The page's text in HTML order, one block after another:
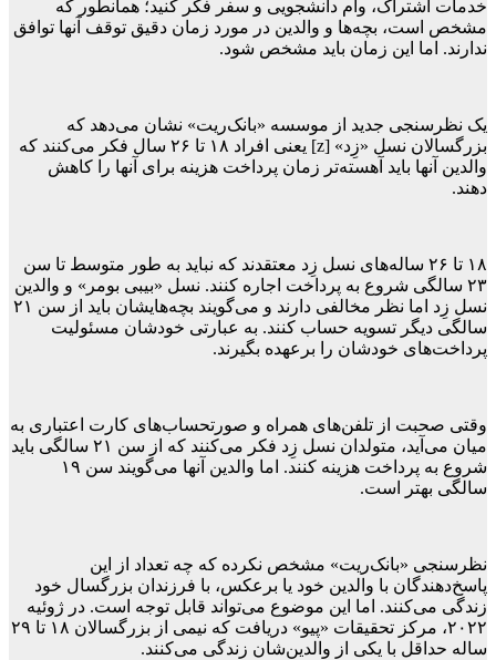
خدمات اشتراک، وام دانشجویی و سفر فکر کنید؛ همانطور که
مشخص است، بچه‌ها و والدین در مورد زمان دقیق توقف آنها توافق
ندارند. اما این زمان باید مشخص شود.
یک نظرسنجی جدید از موسسه «بانک‌ریت» نشان می‌دهد که
بزرگسالان نسل «زِد» [z] یعنی افراد ۱۸ تا ۲۶ سال فکر می‌کنند که
والدین آنها باید آهسته‌تر زمان پرداخت هزینه برای آنها را کاهش
دهند.
۱۸ تا ۲۶ ساله‌های نسل زِد معتقدند که نباید به طور متوسط تا سن
۲۳ سالگی شروع به پرداخت اجاره کنند. نسل «بیبی بومر» و والدین
نسل زِد اما نظر مخالفی دارند و می‌گویند بچه‌هایشان باید از سن ۲۱
سالگی دیگر تسویه حساب کنند. به عبارتی خودشان مسئولیت
پرداخت‌های خودشان را برعهده بگیرند.
وقتی صحبت از تلفن‌های همراه و صورتحساب‌های کارت اعتباری به
میان می‌آید، متولدان نسل زِد فکر می‌کنند که از سن ۲۱ سالگی باید
شروع به پرداخت هزینه کنند. اما والدین آنها می‌گویند سن ۱۹
سالگی بهتر است.
نظرسنجی «بانک‌ریت» مشخص نکرده که چه تعداد از این
پاسخ‌دهندگان با والدین خود یا برعکس، با فرزندان بزرگسال خود
زندگی می‌کنند. اما این موضوع می‌تواند قابل توجه است. در ژوئیه
۲۰۲۲، مرکز تحقیقات «پیو» دریافت که نیمی از بزرگسالان ۱۸ تا ۲۹
ساله حداقل با یکی از والدین‌شان زندگی می‌کنند.